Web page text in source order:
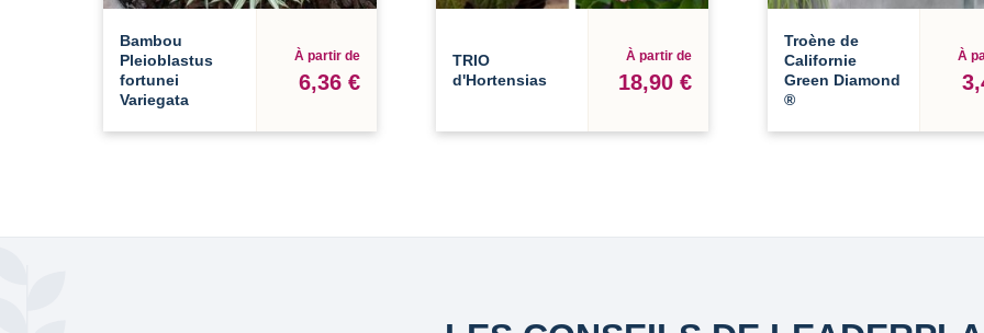
Bambou
Pleioblastus
fortunei
Variegata
À partir de
6,36 €
TRIO
d'Hortensias
À partir de
18,90 €
Troène de
Californie
Green Diamond
®
À